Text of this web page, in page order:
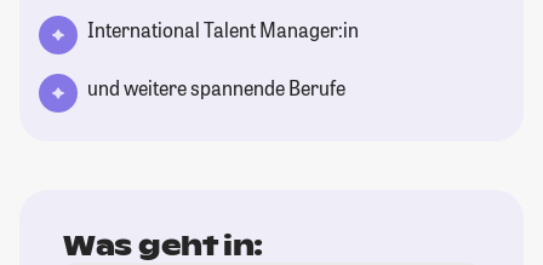
International Talent Manager:in
und weitere spannende Berufe
Was geht in: